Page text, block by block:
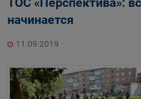
начинается
11.09.2019